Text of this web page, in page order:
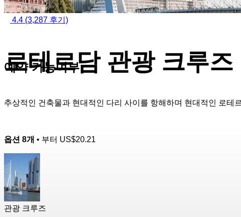
4.4 (3,287 후기)
로테르담 관광 크루즈
추상적인 건축물과 현대적인 다리 사이를 항해하며 현대적인 로테
예약 가능여부
옵션 8개 • 부터 US$20.21
관광 크루즈